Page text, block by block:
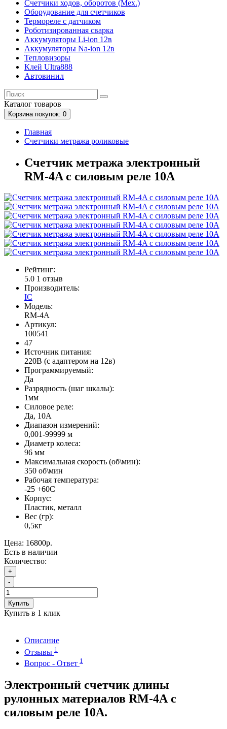
Счетчики ходов, оборотов (Мех.)
Оборудование для счетчиков
Термореле с датчиком
Роботизированная сварка
Аккумуляторы Li-ion 12в
Аккумуляторы Na-ion 12в
Тепловизоры
Клей Ultra888
Автовинил
Каталог товаров
Корзина покупок: 0
Главная
Счетчики метража роликовые
Счетчик метража электронный
RM-4A с силовым реле 10A
Рейтинг:
5.0 1 отзыв
Производитель:
IC
Модель:
RM-4A
Артикул:
100541
47
Источник питания:
220В (с адаптером на 12в)
Программируемый:
Да
Разрядность (шаг шкалы):
1мм
Силовое реле:
Да, 10А
Диапазон измерений:
0,001-99999 м
Диаметр колеса:
96 мм
Максимальная скорость (об\мин):
350 об\мин
Рабочая температура:
-25 +60С
Корпус:
Пластик, металл
Вес (гр):
0,5кг
Цена: 16800р.
Есть в наличии
Количество:
+
-
Купить
Купить в 1 клик
Описание
Отзывы 1
Вопрос - Ответ 1
Электронный счетчик длины
рулонных материалов RM-4А с
силовым реле 10A.